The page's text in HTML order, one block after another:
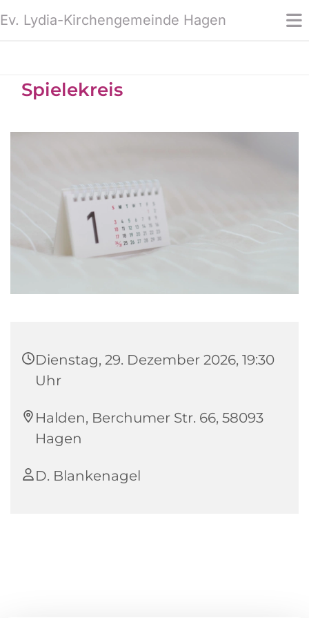
Ev. Lydia-Kirchengemeinde Hagen
Spielekreis
Dienstag, 29. Dezember 2026, 19:30
Uhr
Halden, Berchumer Str. 66, 58093
Hagen
D. Blankenagel